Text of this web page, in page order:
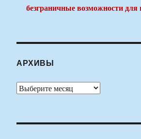
безграничные возможности
АРХИВЫ
Архивы